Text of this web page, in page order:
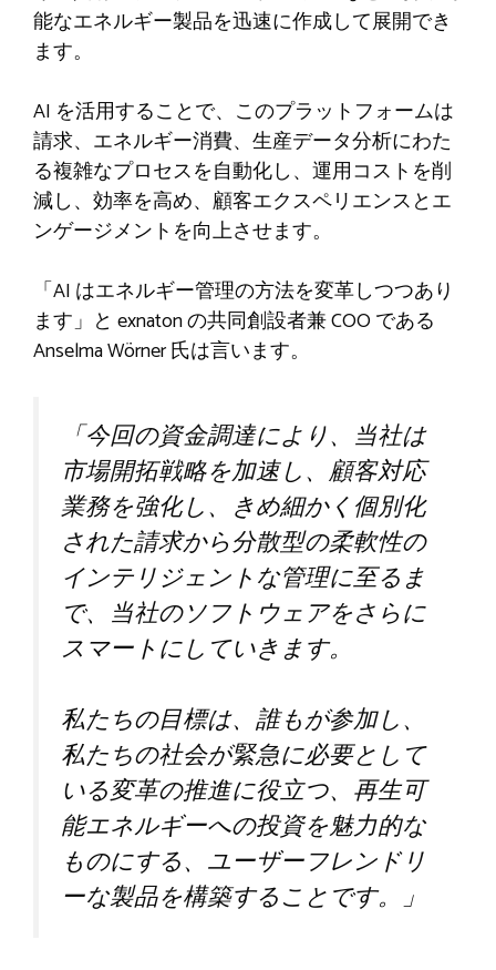
能なエネルギー製品を迅速に作成して展開でき
ます。
AI を活用することで、このプラットフォームは
請求、エネルギー消費、生産データ分析にわた
る複雑なプロセスを自動化し、運用コストを削
減し、効率を高め、顧客エクスペリエンスとエ
ンゲージメントを向上させます。
「AI はエネルギー管理の方法を変革しつつあり
ます」と exnaton の共同創設者兼 COO である
Anselma Wörner 氏は言います。
「今回の資金調達により、当社は
市場開拓戦略を加速し、顧客対応
業務を強化し、きめ細かく個別化
された請求から分散型の柔軟性の
インテリジェントな管理に至るま
で、当社のソフトウェアをさらに
スマートにしていきます。
私たちの目標は、誰もが参加し、
私たちの社会が緊急に必要として
いる変革の推進に役立つ、再生可
能エネルギーへの投資を魅力的な
ものにする、ユーザーフレンドリ
ーな製品を構築することです。」